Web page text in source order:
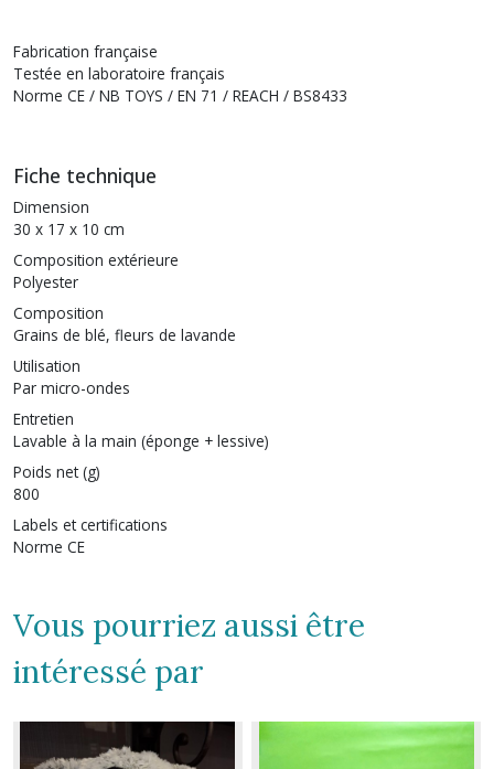
Fabrication française
Testée en laboratoire français
Norme CE / NB TOYS / EN 71 / REACH / BS8433
Fiche technique
Dimension
30 x 17 x 10 cm
Composition extérieure
Polyester
Composition
Grains de blé, fleurs de lavande
Utilisation
Par micro-ondes
Entretien
Lavable à la main (éponge + lessive)
Poids net (g)
800
Labels et certifications
Norme CE
Vous pourriez aussi être
intéressé par